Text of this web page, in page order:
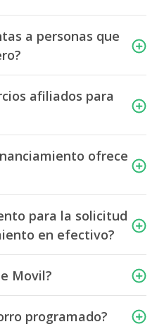
Fraude
a personas que
afiliados para
ofrece
para la solicitud
en efectivo?
Movil?
programado?